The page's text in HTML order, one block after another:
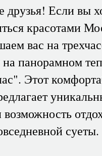
друзья! Если вы
красотами
вас на
панорамном
Этот
суеты.